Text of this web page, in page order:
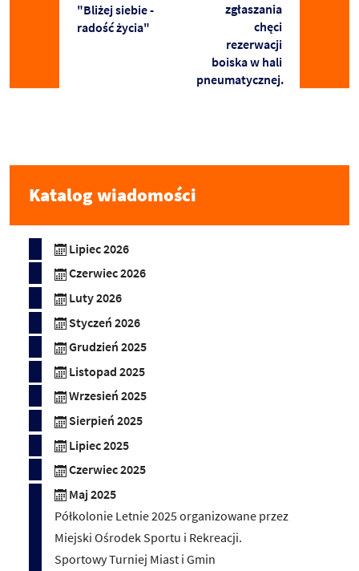
"Bliżej siebie -
radość życia"
zgłaszania
chęci
rezerwacji
boiska w hali
pneumatycznej.
Katalog wiadomości
Lipiec 2026
Czerwiec 2026
Luty 2026
Styczeń 2026
Grudzień 2025
Listopad 2025
Wrzesień 2025
Sierpień 2025
Lipiec 2025
Czerwiec 2025
Maj 2025
Półkolonie Letnie 2025 organizowane przez
Miejski Ośrodek Sportu i Rekreacji.
Sportowy Turniej Miast i Gmin